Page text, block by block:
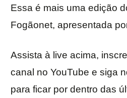
Essa é mais uma edição
Fogãonet, apresentada
Assista à live acima,
canal no YouTube e siga
para ficar por dentro das